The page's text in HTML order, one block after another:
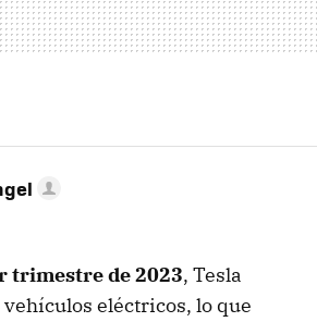
trimestre de 2023, Tesla
vehículos eléctricos, lo que